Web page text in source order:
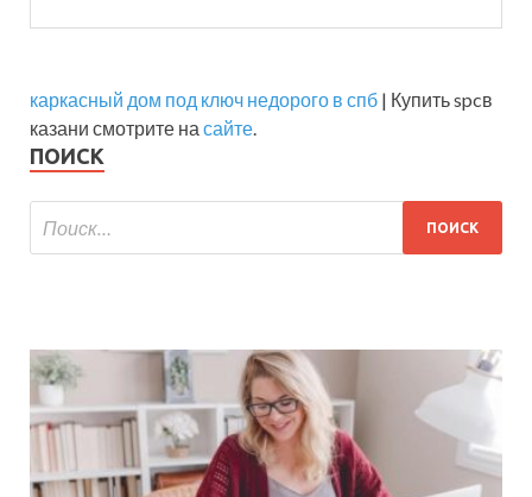
каркасный дом под ключ недорого в спб | Купить spcв
казани смотрите на сайте.
ПОИСК